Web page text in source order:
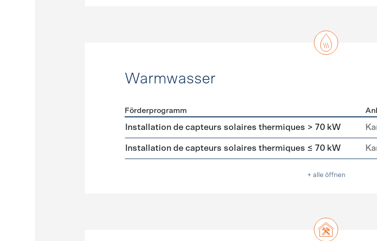
Warmwasser
Förderprogramme Warmwasser
Förderprogramm
Installation de capteurs solaires thermiques > 70 kW
Installation de capteurs solaires thermiques ≤ 70 kW
+ alle öffnen